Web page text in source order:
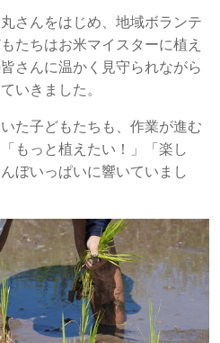
さんをはじめ、地域ボランテ
たちはお米マイスターに植え
さんに温かく見守られながら
いきました。
た子どもたちも、作業が進む
もっと植えたい！」「楽し
ぼいっぱいに響いていまし